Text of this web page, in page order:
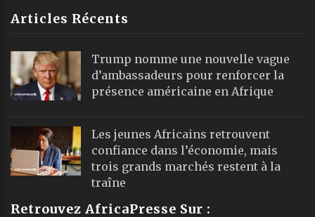
Articles Récents
Trump nomme une nouvelle vague
d’ambassadeurs pour renforcer la
présence américaine en Afrique
Les jeunes Africains retrouvent
confiance dans l’économie, mais
trois grands marchés restent à la
traîne
Retrouvez AfricaPresse Sur :